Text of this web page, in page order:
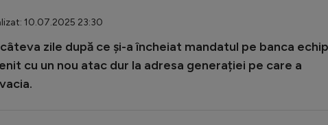
10.07.2025 23:30
zile după ce și-a încheiat mandatul pe banca
cu un nou atac dur la adresa generației pe care a